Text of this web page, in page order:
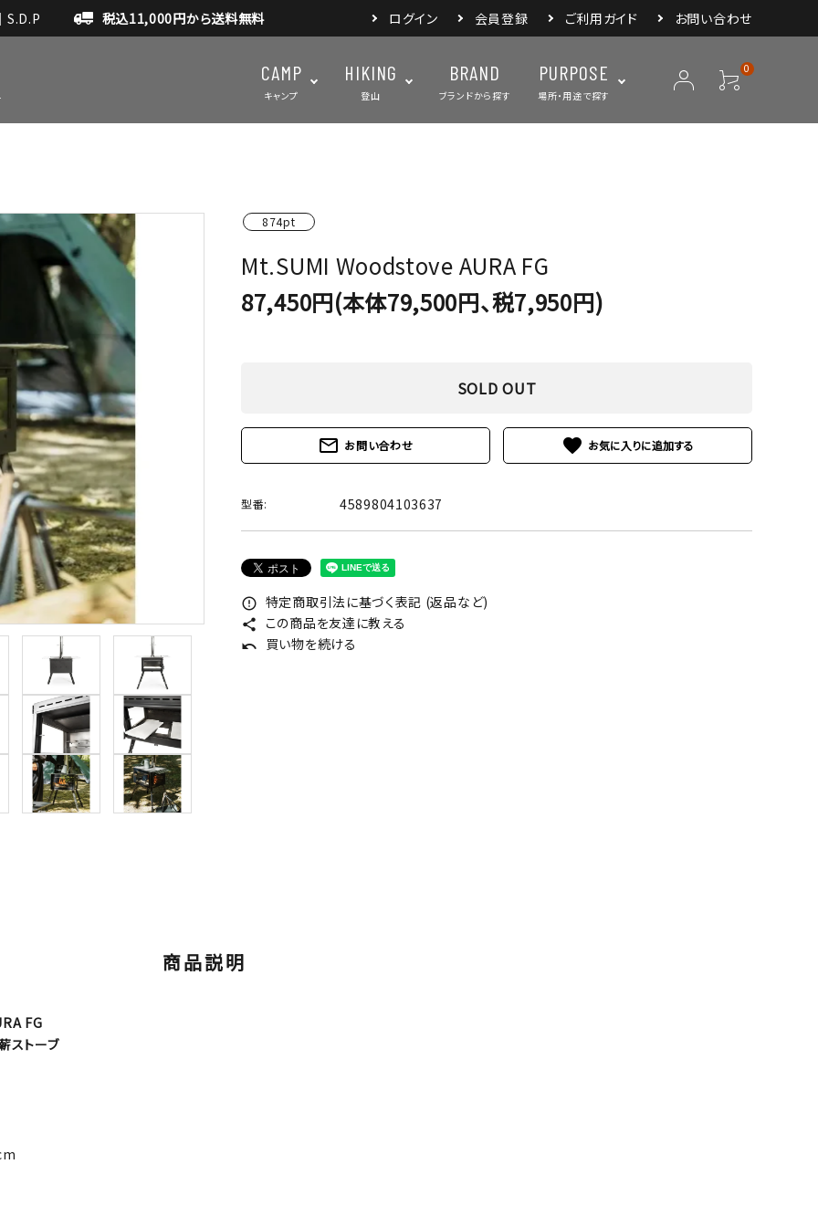
S.D.P 税込11,000円から送料無料 ログイン 会員登録 ご利用ガイド お問い合わせ
CAMP
キャンプ
テント・タープ
マット・グランドシート
アウトドアスパイス
HIKING
登山
BRAND
ブランドから探す
PURPOSE
場所・用途で探す
0
874pt
Mt.SUMI Woodstove AURA FG
87,450円(本体79,500円、税7,950円)
SOLD OUT
mail_outline お問い合わせ favorite
型番: 4589804103637
error_outline 特定商取引法に基づく表記 (返品など)
share この商品を友達に教える
undo 買い物を続ける
商品説明
FG
ストーブ